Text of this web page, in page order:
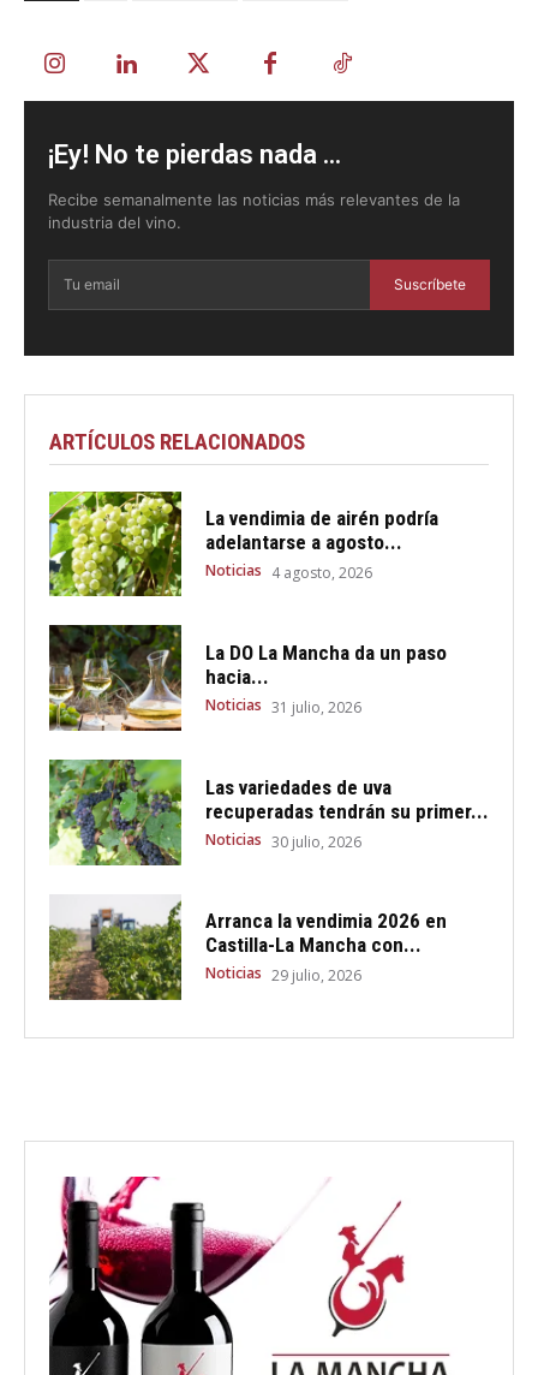
¡Ey! No te pierdas nada ...
Recibe semanalmente las noticias más relevantes de la
industria del vino.
Suscríbete
ARTÍCULOS RELACIONADOS
La vendimia de airén podría
adelantarse a agosto...
Noticias 4 agosto, 2026
La DO La Mancha da un paso
hacia...
Noticias 31 julio, 2026
Las variedades de uva
recuperadas tendrán su primer...
Noticias 30 julio, 2026
Arranca la vendimia 2026 en
Castilla-La Mancha con...
Noticias 29 julio, 2026